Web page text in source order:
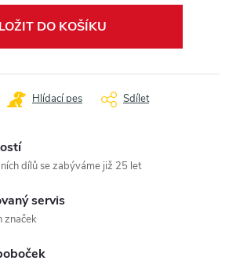
DO KOŠÍKU
Hlídací pes Sdílet
dílů se zabýváme již 25 let
servis
značek